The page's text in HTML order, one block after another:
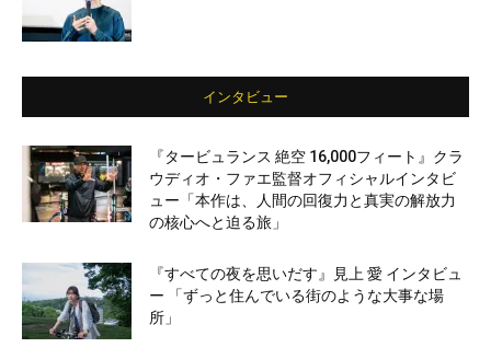
インタビュー
『タービュランス 絶空 16,000フィート』クラ
ウディオ・ファエ監督オフィシャルインタビ
ュー「本作は、人間の回復力と真実の解放力
の核心へと迫る旅」
『すべての夜を思いだす』見上 愛 インタビュ
ー 「ずっと住んでいる街のような大事な場
所」